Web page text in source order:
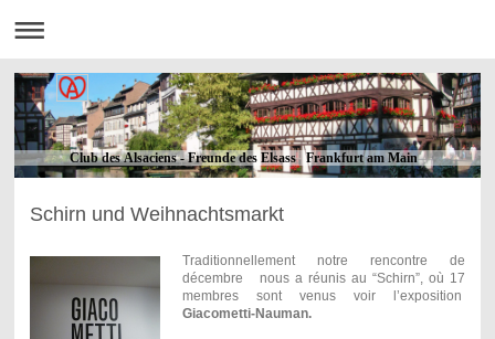
Club des Alsaciens - Freunde des Elsass Frankfurt am Main
Schirn und Weihnachtsmarkt
Traditionnellement notre rencontre de
décembre nous a réunis au “Schirn”, où 17
membres sont venus voir l’exposition
Giacometti-Nauman.